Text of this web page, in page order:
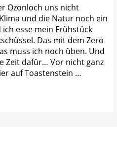
Ozonloch uns nicht
und die Natur noch ein
esse mein Frühstück
Das mit dem Zero
muss ich noch üben. Und
Zeit dafür… Vor nicht ganz
auf Toastenstein …